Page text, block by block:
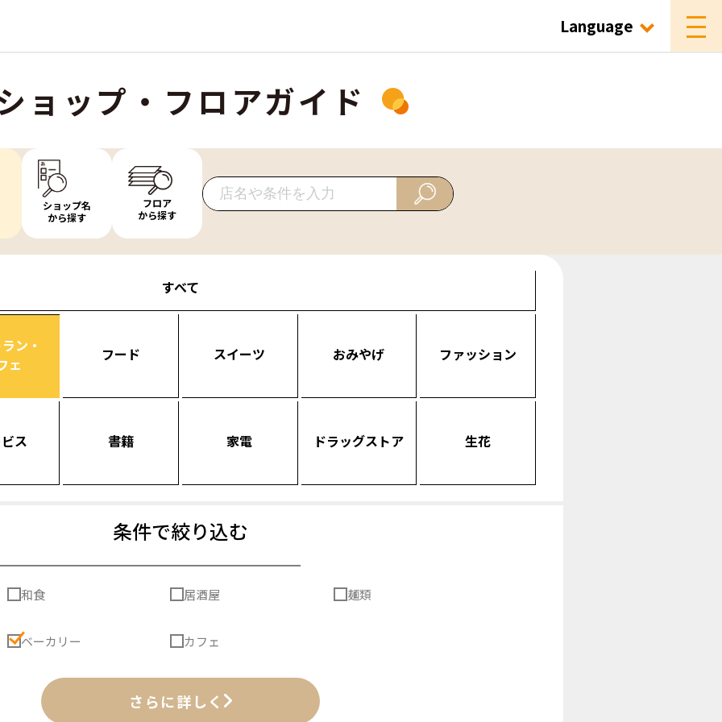
Language
ョップ・フロアガイド
ショップ名
から探す
フロア
から探す
すべて
ン・
ェ
フード スイーツ おみやげ ファッション
ス 書籍 家電 ドラッグストア 生花
条件で絞り込む
和食 居酒屋 麺類
ベーカリー カフェ
さらに詳しく